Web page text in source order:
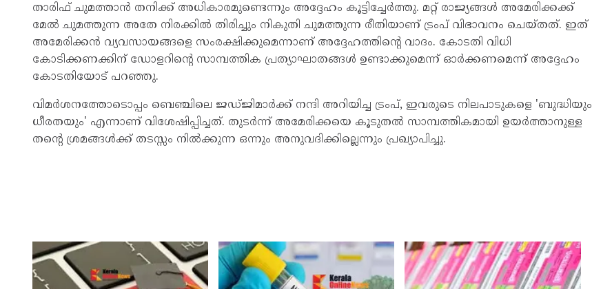
താരിഫ് ചുമത്താൻ തനിക്ക് അധികാരമുണ്ടെന്നും അദ്ദേഹം കൂട്ടിച്ചേർത്തു. മറ്റ് രാജ്യങ്ങൾ അമേരിക്കക്ക്
മേൽ ചുമത്തുന്ന അതേ നിരക്കിൽ തിരിച്ചും നികുതി ചുമത്തുന്ന രീതിയാണ് ട്രംപ് വിഭാവനം ചെയ്തത്. ഇത്
അമേരിക്കൻ വ്യവസായങ്ങളെ സംരക്ഷിക്കുമെന്നാണ് അദ്ദേഹത്തിന്റെ വാദം. കോടതി വിധി
കോടിക്കണക്കിന് ഡോളറിന്റെ സാമ്പത്തിക പ്രത്യാഘാതങ്ങൾ ഉണ്ടാക്കുമെന്ന് ഓർക്കണമെന്ന് അദ്ദേഹം
കോടതിയോട് പറഞ്ഞു.
വിമർശനത്തോടൊപ്പം ബെഞ്ചിലെ ജഡ്ജിമാർക്ക് നന്ദി അറിയിച്ച ട്രംപ്, ഇവരുടെ നിലപാടുകളെ 'ബുദ്ധിയും
ധീരതയും' എന്നാണ് വിശേഷിപ്പിച്ചത്. തുടർന്ന് അമേരിക്കയെ കൂടുതൽ സാമ്പത്തികമായി ഉയർത്താനുള്ള
തന്റെ ശ്രമങ്ങൾക്ക് തടസ്സം നിൽക്കുന്ന ഒന്നും അനുവദിക്കില്ലെന്നും പ്രഖ്യാപിച്ചു.